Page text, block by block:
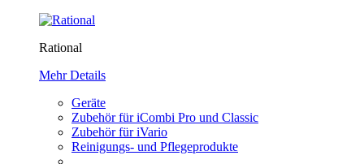
Rational
Mehr Details
Geräte
Zubehör für iCombi Pro und Classic
Zubehör für iVario
Reinigungs- und Pflegeprodukte